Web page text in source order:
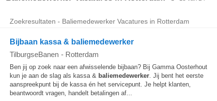
Zoekresultaten - Baliemedewerker Vacatures in Rotterdam
Bijbaan kassa & baliemedewerker
TilburgseBanen - Rotterdam
Ben jij op zoek naar een afwisselende bijbaan? Bij Gamma Oosterhout
kun je aan de slag als kassa & baliemedewerker. Jij bent het eerste
aanspreekpunt bij de kassa én het servicepunt. Je helpt klanten,
beantwoordt vragen, handelt betalingen af...